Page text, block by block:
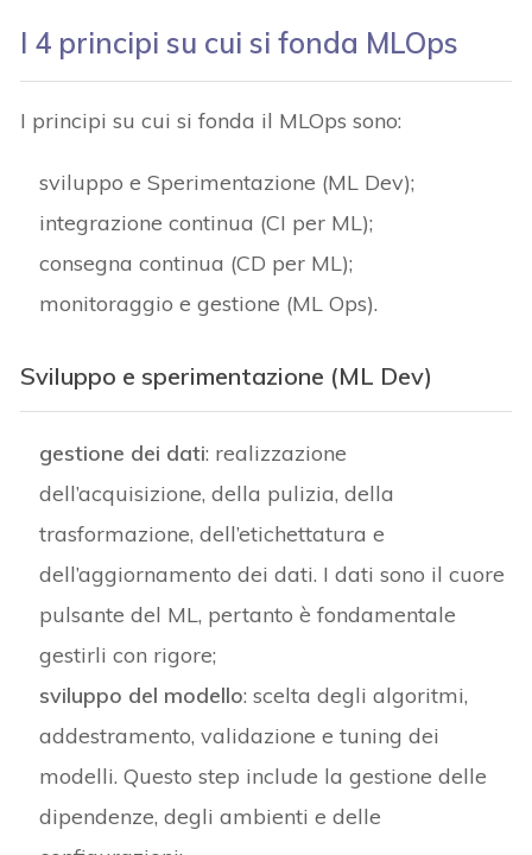
I 4 principi su cui si fonda MLOps
I principi su cui si fonda il MLOps sono:
sviluppo e Sperimentazione (ML Dev);
integrazione continua (CI per ML);
consegna continua (CD per ML);
monitoraggio e gestione (ML Ops).
Sviluppo e sperimentazione (ML Dev)
gestione dei dati: realizzazione
dell’acquisizione, della pulizia, della
trasformazione, dell’etichettatura e
dell’aggiornamento dei dati. I dati sono il cuore
pulsante del ML, pertanto è fondamentale
gestirli con rigore;
sviluppo del modello: scelta degli algoritmi,
addestramento, validazione e tuning dei
modelli. Questo step include la gestione delle
dipendenze, degli ambienti e delle